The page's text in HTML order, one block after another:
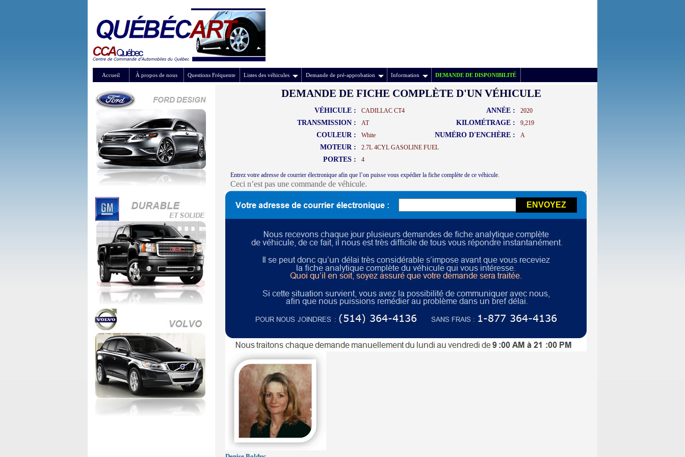
Accueil À propos de nous Questions Fréquente Listes des véhicules Demande de pré-approbation Information DEMANDE DE DISPONIBILITÉ
DEMANDE DE FICHE COMPLÈTE D'UN VÉHICULE
VÉHICULE : CADILLAC CT4 ANNÉE : 2020
TRANSMISSION : AT KILOMÉTRAGE : 9,219
COULEUR : White NUMÉRO D'ENCHÈRE : A
MOTEUR : 2.7L 4CYL GASOLINE FUEL
PORTES : 4
Entrez votre adresse de courrier électronique afin que l’on puisse vous expédier la fiche complète de ce véhicule.
Ceci n’est pas une commande de véhicule.